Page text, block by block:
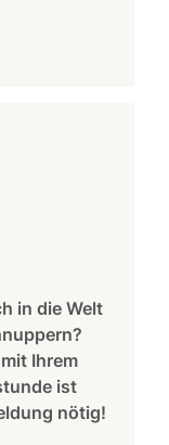
in die Welt
Ihrem
ist
nötig!